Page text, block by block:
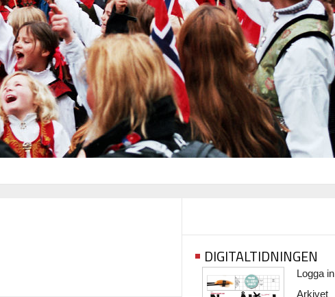
DIGITALTIDNINGEN
Logga
Arkivet